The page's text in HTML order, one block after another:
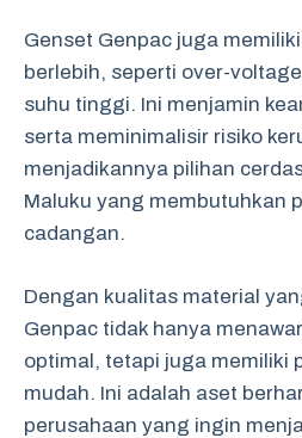
Genset Genpac juga
berlebih, seperti over-
suhu tinggi. Ini menjamin
serta meminimalisir risiko
menjadikannya pilihan
Maluku yang membutuhkan
cadangan.
Dengan kualitas material
Genpac tidak hanya
optimal, tetapi juga memiliki
mudah. Ini adalah aset
perusahaan yang ingin